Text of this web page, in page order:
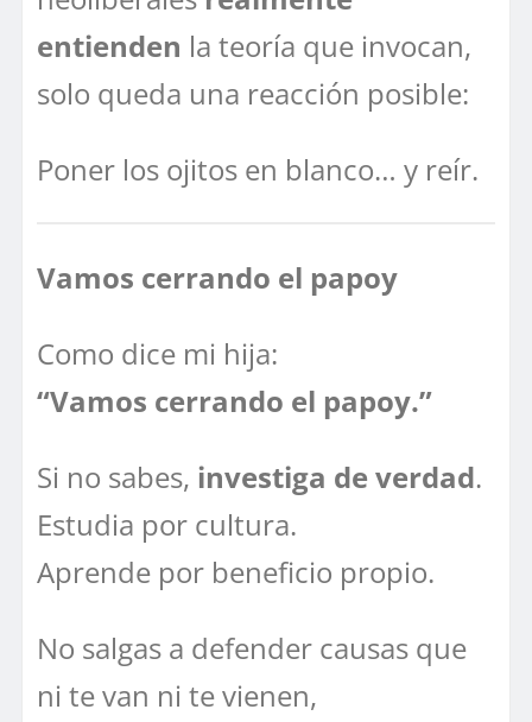
entienden la teoría que invocan,
solo queda una reacción posible:
Poner los ojitos en blanco… y reír.
Vamos cerrando el papoy
Como dice mi hija:
“Vamos cerrando el papoy.”
Si no sabes, investiga de verdad.
Estudia por cultura.
Aprende por beneficio propio.
No salgas a defender causas que
ni te van ni te vienen,